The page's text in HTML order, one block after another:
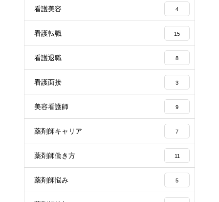
看護美容 4
看護転職 15
看護退職 8
看護面接 3
美容看護師 9
薬剤師キャリア 7
薬剤師働き方 11
薬剤師悩み 5